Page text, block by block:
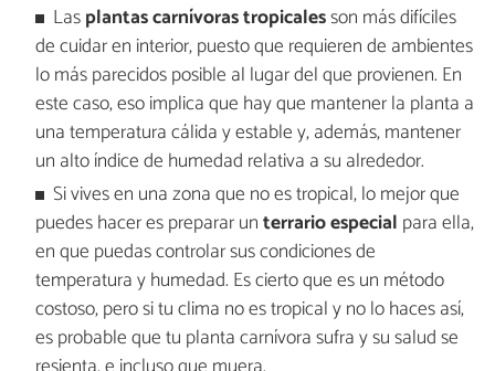
Lasplantas carnívoras tropicalesson más difíciles
de cuidar en interior, puesto que requieren de ambientes
lo más parecidos posible al lugar del que provienen. En
este caso, eso implica que hay que mantener la planta a
una temperatura cálida y estable y, además, mantener
un alto índice de humedad relativa a su alrededor.
Si vives en una zona que no es tropical, lo mejor que
puedes hacer es preparar unterrario especial para ella,
en que puedas controlar sus condiciones de
temperatura y humedad. Es cierto que es un método
costoso, pero si tu clima no es tropical y no lo haces así,
es probable que tu planta carnívora sufra y su salud se